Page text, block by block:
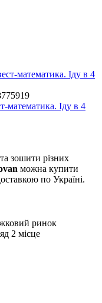
математика. Іду в 4
зошити різних
можна купити
по Україні.
ринок
2 місце